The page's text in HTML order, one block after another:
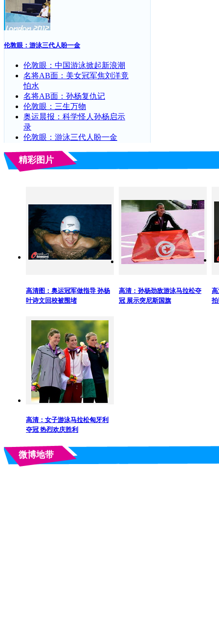
伦敦眼：游泳三代人盼一金
伦敦眼：中国游泳掀起新浪潮
名将AB面：美女冠军焦刘洋竟
怕水
名将AB面：孙杨复仇记
伦敦眼：三生万物
奥运晨报：科学怪人孙杨启示
录
伦敦眼：游泳三代人盼一金
精彩图片
高清图：奥运冠军做指导 孙杨
叶诗文回校被围堵
高清：孙杨劲敌游泳马拉松夺
冠 展示突尼斯国旗
高清：女子游泳马拉松匈牙利
夺冠 热烈欢庆胜利
微博地带